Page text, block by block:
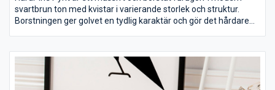
svartbrun ton med kvistar i varierande storlek och struktur.
Borstningen ger golvet en tydlig karaktär och gör det hårdare
hårdvaxolja 3062 för att få rätt finish och slitstyrka. Det här är
ett golv som är lämpligt både för tuff hemmiljö och offentliga
lokaler.